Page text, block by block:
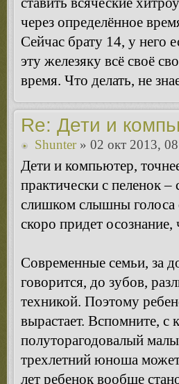
через определённое
Сейчас брату 14, у него
эту железяку всё своё
время. Что делать, не
Re: Дети и
Shunter» 02 окт 2013,
Дети и компьютер,
практически с пеленок
слишком слышны голоса
скоро придет
Современные семьи, за
говорится, до зубов,
техникой. Поэтому
вырастает. Вспомните,
полуторагодовалый
трехлетний юноша
лет ребенок вообще